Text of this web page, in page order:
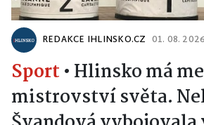
REDAKCE IHLINSKO.CZ 01. 08. 2026
Sport • Hlinsko má
mistrovství světa.